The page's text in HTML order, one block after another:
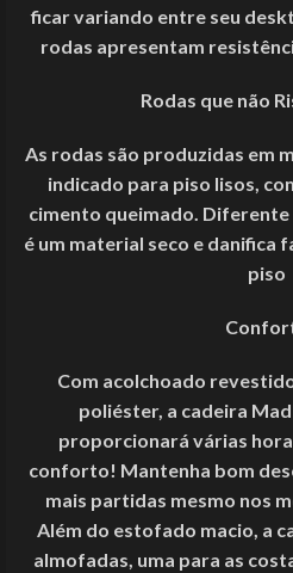
ficar variando entre seu
rodas apresentam
Rodas que não
As rodas são produzidas em
indicado para piso lisos,
cimento queimado. Diferente
é um material seco e danifica
piso
Com acolchoado
poliéster, a cadeira
proporcionará várias
conforto! Mantenha bom
mais partidas mesmo nos
Além do estofado macio, a
almofadas, uma para as